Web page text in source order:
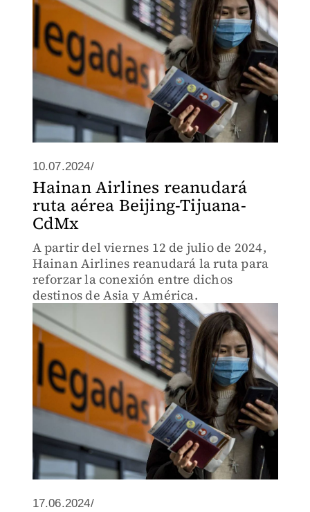
mencionados.
10.07.2024/
Hainan Airlines reanudará
ruta aérea Beijing-Tijuana-
CdMx
A partir del viernes 12 de julio de 2024,
Hainan Airlines reanudará la ruta para
reforzar la conexión entre dichos
destinos de Asia y América.
17.06.2024/